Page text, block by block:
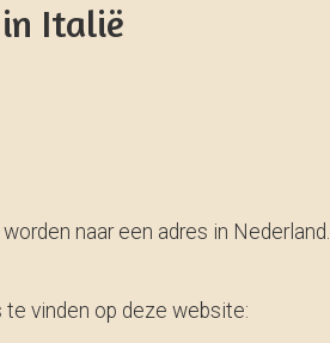
in Italië
naar een adres in Nederland.
vinden op deze website: